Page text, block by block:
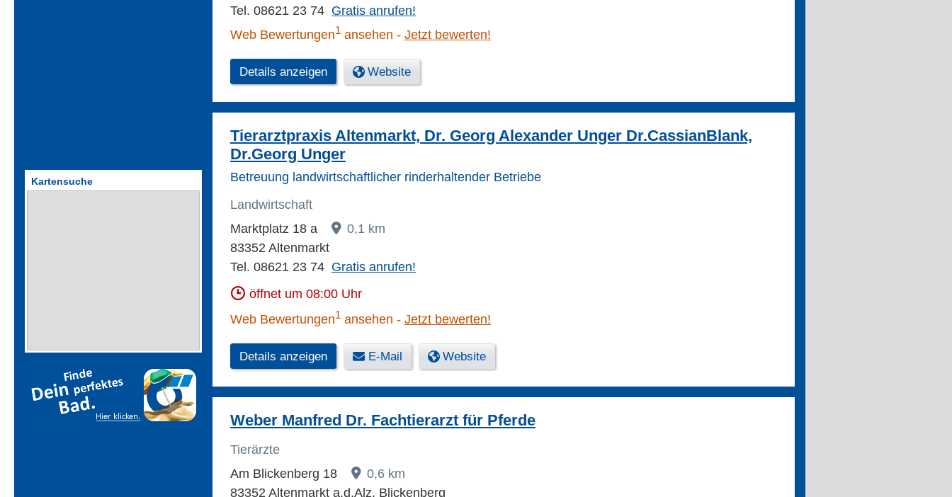
Tel. 08621 23 74 Gratis anrufen!
Web Bewertungen1 ansehen Jetzt bewerten!
Details anzeigen Website
Tierarztpraxis Altenmarkt, Dr. Georg Alexander Unger Dr.CassianBlank,
Dr.Georg Unger
Betreuung landwirtschaftlicher rinderhaltender Betriebe
Landwirtschaft
Marktplatz 18 a
0,1 km
83352 Altenmarkt
Tel. 08621 23 74 Gratis anrufen!
öffnet um 08:00 Uhr
Web Bewertungen1 ansehen Jetzt bewerten!
Details anzeigen E-Mail Website
Weber Manfred Dr. Fachtierarzt für Pferde
Tierärzte
Am Blickenberg 18
0,6 km
83352 Altenmarkt a.d.Alz, Blickenberg
Kartensuche